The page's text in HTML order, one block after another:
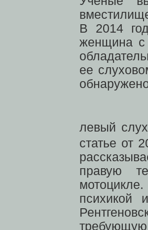
В 2014
женщина с
ее
левый
статье от
правую
психикой
требующую